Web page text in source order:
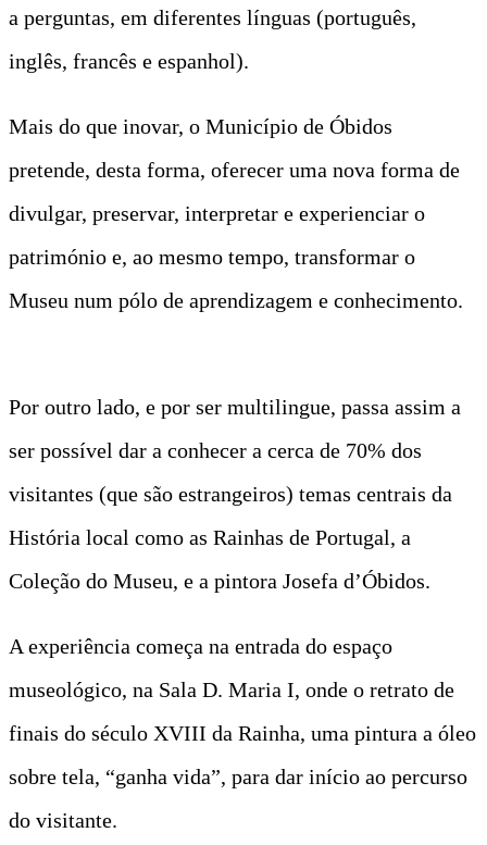
a perguntas, em diferentes línguas (português,
inglês, francês e espanhol).
Mais do que inovar, o Município de Óbidos
pretende, desta forma, oferecer uma nova forma de
divulgar, preservar, interpretar e experienciar o
património e, ao mesmo tempo, transformar o
Museu num pólo de aprendizagem e conhecimento.
Por outro lado, e por ser multilingue, passa assim a
ser possível dar a conhecer a cerca de 70% dos
visitantes (que são estrangeiros) temas centrais da
História local como as Rainhas de Portugal, a
Coleção do Museu, e a pintora Josefa d’Óbidos.
A experiência começa na entrada do espaço
museológico, na Sala D. Maria I, onde o retrato de
finais do século XVIII da Rainha, uma pintura a óleo
sobre tela, “ganha vida”, para dar início ao percurso
do visitante.